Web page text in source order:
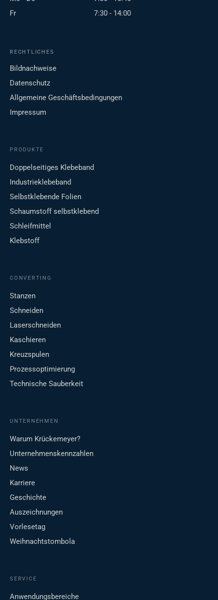
Fr
7:30 - 14:00
RECHTLICHES
Bildnachweise
Datenschutz
Allgemeine Geschäftsbedingungen
Impressum
PRODUKTE
Doppelseitiges Klebeband
Industrieklebeband
Selbstklebende Folien
Schaumstoff selbstklebend
Schleifmittel
Klebstoff
CONVERTING
Stanzen
Schneiden
Laserschneiden
Kaschieren
Kreuzspulen
Prozessoptimierung
Technische Sauberkeit
UNTERNEHMEN
Warum Krückemeyer?
Unternehmenskennzahlen
News
Karriere
Geschichte
Auszeichnungen
Vorlesetag
Weihnachtstombola
SERVICE
Anwendungsbereiche